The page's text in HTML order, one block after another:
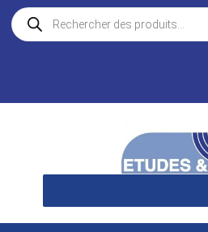
Recherche
de
produits